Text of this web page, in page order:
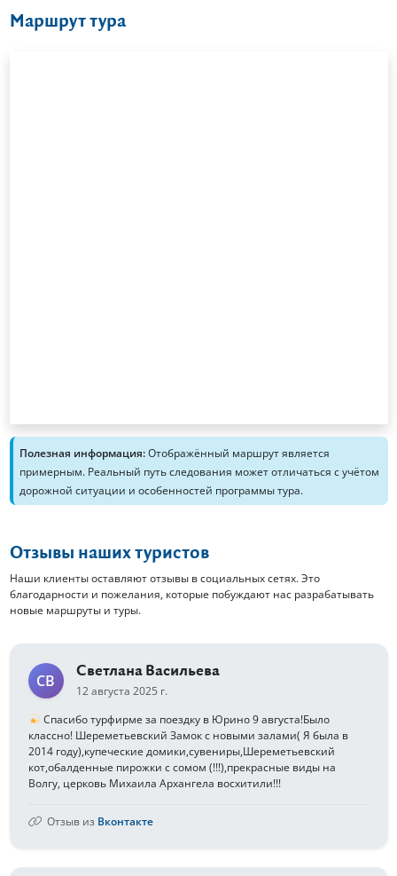
Маршрут тура
Полезная информация:Отображённый маршрут является
примерным. Реальный путь следования может отличаться с учётом
дорожной ситуации и особенностей программы тура.
Отзывы наших туристов
Наши клиенты оставляют отзывы в социальных сетях. Это
благодарности и пожелания, которые побуждают нас разрабатывать
новые маршруты и туры.
СВ
Светлана Васильева
12 августа 2025 г.
Спасибо турфирме за поездку в Юрино 9 августа!Было
классно! Шереметьевский Замок с новыми залами( Я была в
2014 году),купеческие домики,сувениры,Шереметьевский
кот,обалденные пирожки с сомом (!!!),прекрасные виды на
Волгу, церковь Михаила Архангела восхитили!!!
Отзыв из Вконтакте